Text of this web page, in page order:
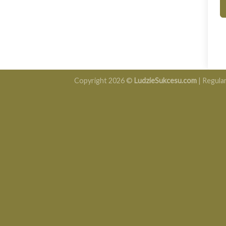
Copyright 2026 © LudzieSukcesu.com |